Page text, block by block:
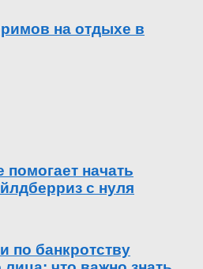
на отдыхе в
помогает начать
с нуля
по банкротству